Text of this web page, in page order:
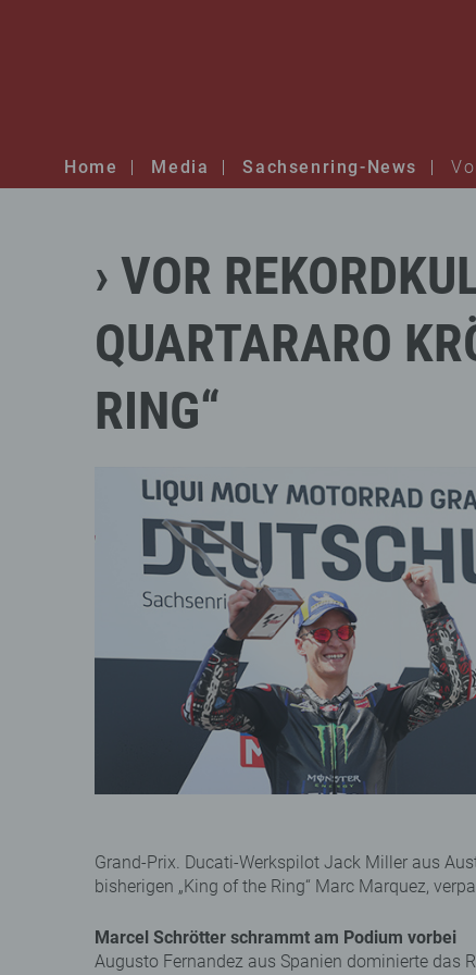
Home Media Sachsenring-News
VOR
QUARTARARO
RING“
Grand-Prix. Ducati-Werkspilot Jack Miller aus
bisherigen „King of the Ring“ Marc Marquez,
Marcel Schrötter schrammt am Podium vorbei
Augusto Fernandez aus Spanien dominierte das